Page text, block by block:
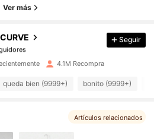
Ver más
Hace 1 horas
Seguir
4.1M Recompra
queda bien (9999+) bonito (9999+)
Artículos relacionados